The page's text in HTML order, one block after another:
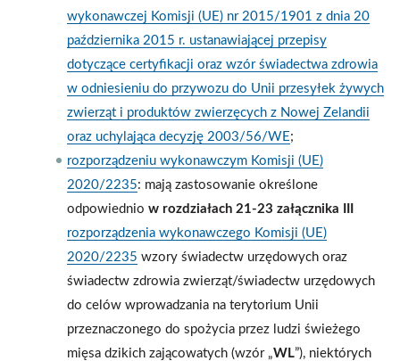
wykonawczej Komisji (UE) nr 2015/1901 z dnia 20
października 2015 r. ustanawiającej przepisy
dotyczące certyfikacji oraz wzór świadectwa zdrowia
w odniesieniu do przywozu do Unii przesyłek żywych
zwierząt i produktów zwierzęcych z Nowej Zelandii
oraz uchylająca decyzję 2003/56/WE;
rozporządzeniu wykonawczym Komisji (UE)
2020/2235: mają zastosowanie określone
odpowiednio w rozdziałach 21-23 załącznika III
rozporządzenia wykonawczego Komisji (UE)
2020/2235 wzory świadectw urzędowych oraz
świadectw zdrowia zwierząt/świadectw urzędowych
do celów wprowadzania na terytorium Unii
przeznaczonego do spożycia przez ludzi świeżego
mięsa dzikich zającowatych (wzór „WL”), niektórych